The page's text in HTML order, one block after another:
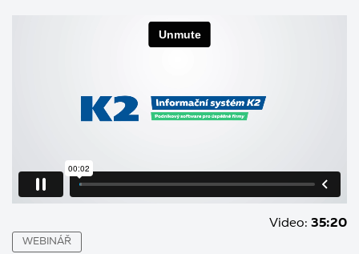
Video: 35:20
WEBINÁŘ